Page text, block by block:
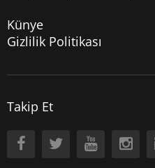
Künye
Gizlilik Politikası
Takip Et